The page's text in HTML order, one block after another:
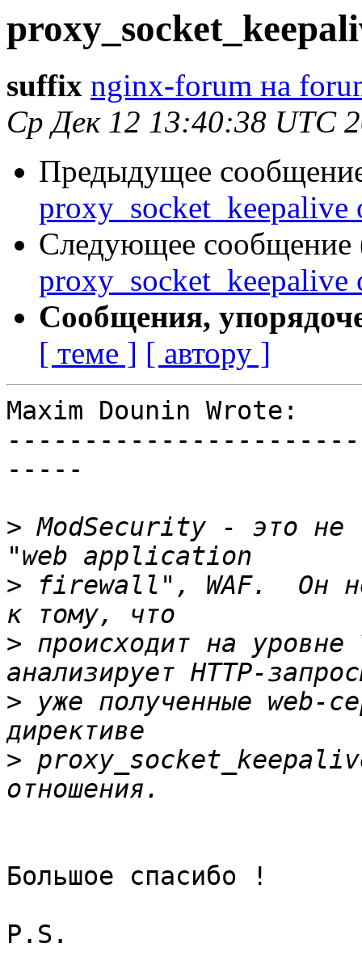
suffix nginx-forum на
Ср Дек 12 13:40:38 UTC
Предыдущее
proxy_socket_keepalive
Следующее сообщение
proxy_socket_keepalive
Сообщения,
[ теме ] [ автору ]
Maxim Dounin Wrote:
-----
> ModSecurity - это
> firewall", WAF.  Он не
> происходит на уровне
> уже полученные web-
>
Большое спасибо !
P.S.